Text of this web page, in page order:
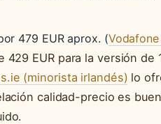
479 EUR aprox. (
429 EUR para la versión
(minorista irlandés) lo
calidad-precio es